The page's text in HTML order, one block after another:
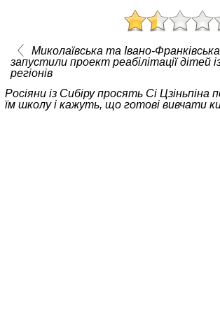
Миколаївська та Івано-
запустили проект реабілітації дітей
регіонів
Росіяни із Сибіру просять Сі Цзіньпіна
їм школу і кажуть, що готові вивчати